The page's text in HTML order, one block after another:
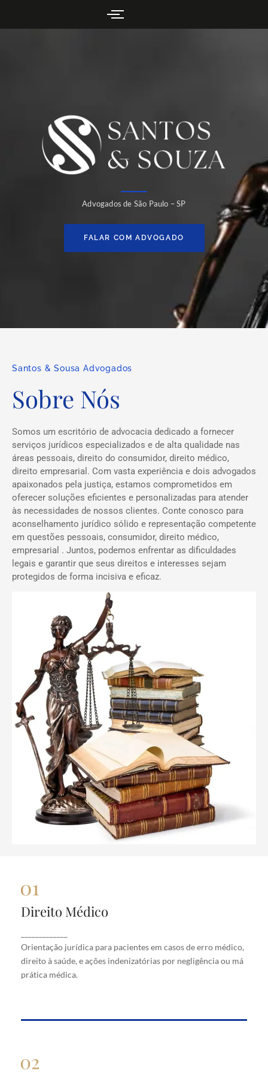
Advogados de São Paulo – SP
FALAR COM ADVOGADO
Santos & Sousa Advogados
Sobre Nós
Somos um escritório de advocacia dedicado a fornecer
serviços jurídicos especializados e de alta qualidade nas
áreas pessoais, direito do consumidor, direito médico,
direito empresarial. Com vasta experiência e dois advogados
apaixonados pela justiça, estamos comprometidos em
oferecer soluções eficientes e personalizadas para atender
às necessidades de nossos clientes. Conte conosco para
aconselhamento jurídico sólido e representação competente
em questões pessoais, consumidor, direito médico,
empresarial . Juntos, podemos enfrentar as dificuldades
legais e garantir que seus direitos e interesses sejam
protegidos de forma incisiva e eficaz.
Direito Médico
Orientação jurídica para pacientes em casos de erro médico,
direito à saúde, e ações indenizatórias por negligência ou má
prática médica.
Direito Médico
erro médico, direito à saúde, e ações indenizatórias
por negligência ou má prática médica.